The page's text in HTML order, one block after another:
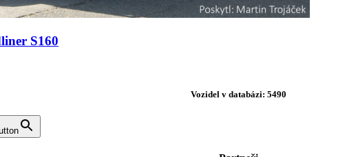
S160
Vozidel v databázi: 5490